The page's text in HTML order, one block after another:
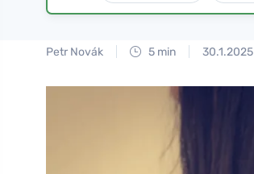
Petr Novák 5 min 30.1.2025